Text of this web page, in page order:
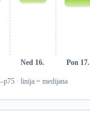
Ned 16. Pon 17.
· linija = medijana